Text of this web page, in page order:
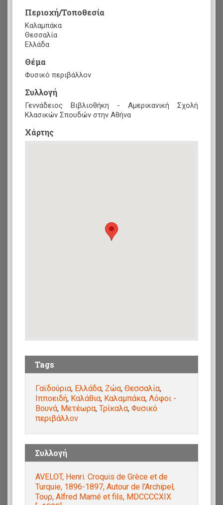
Περιοχή/Τοποθεσία
Καλαμπάκα
Θεσσαλία
Ελλάδα
Θέμα
Φυσικό περιβάλλον
Συλλογή
Γεννάδειος Βιβλιοθήκη - Αμερικανική Σχολή
Κλασικών Σπουδών στην Αθήνα
Xάρτης
Tags
Γαϊδούρια, Ελλάδα, Ζώα, Θεσσαλία,
Ιπποειδή, Καλάθια, Καλαμπάκα, Λόφοι -
Βουνά, Μετέωρα, Τρίκαλα, Φυσικό
περιβάλλον
Συλλογή
AVELOT, Henri. Croquis de Grèce et de
Turquie, 1896-1897, Autour de l’Archipel,
Τουρ, Alfred Mamé et fils, MDCCCCXIX